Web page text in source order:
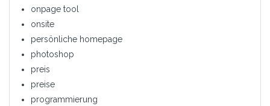
onpage tool
onsite
persönliche homepage
photoshop
preis
preise
programmierung